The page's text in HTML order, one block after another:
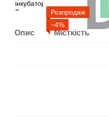
Розпродаж
−4%
Опис Місткість